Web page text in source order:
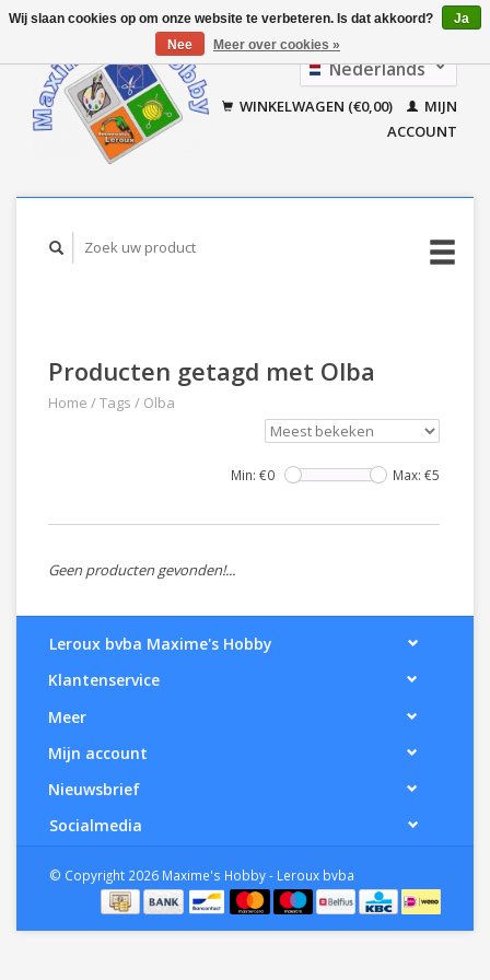
Nederlands
Français
WINKELWAGEN (€0,00)
MIJN
ACCOUNT
Producten getagd met Olba
Home /Tags / Olba
Min: €0 Max: €5
Geen producten gevonden!...
Leroux bvba Maxime's Hobby
Klantenservice
Meer
Mijn account
Nieuwsbrief
Socialmedia
© Copyright 2026 Maxime's Hobby - Leroux bvba
Wij slaan cookies op om onze website te verbeteren. Is dat akkoord?
Ja
Nee
Meer over cookies »